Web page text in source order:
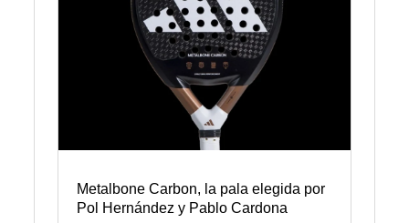
Metalbone Carbon, la pala elegida por
Pol Hernández y Pablo Cardona